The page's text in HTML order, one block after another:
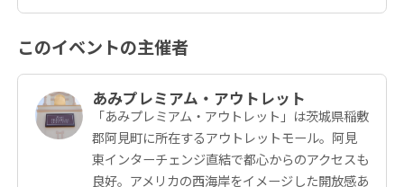
このイベントの主催者
あみプレミアム・アウトレット
「あみプレミアム・アウトレット」は茨城県稲敷
郡阿見町に所在するアウトレットモール。阿見
東インターチェンジ直結で都心からのアクセスも
良好。アメリカの西海岸をイメージした開放感あ